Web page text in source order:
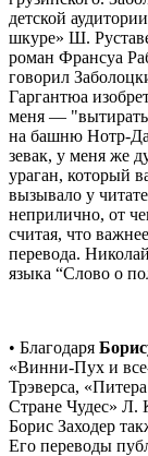
детской
шкуре» Ш.
роман Франсуа
говорил
Гаргантюа
меня — "вытирать
на башню Нотр-
зевак, у меня же
ураган, который
вызывало у
неприлично, от
считая, что
перевода.
языка “Слово о
• Благодаря
«Винни-Пух и
Трэверса,
Стране Чудес» Л.
Борис Заходер
Его переводы